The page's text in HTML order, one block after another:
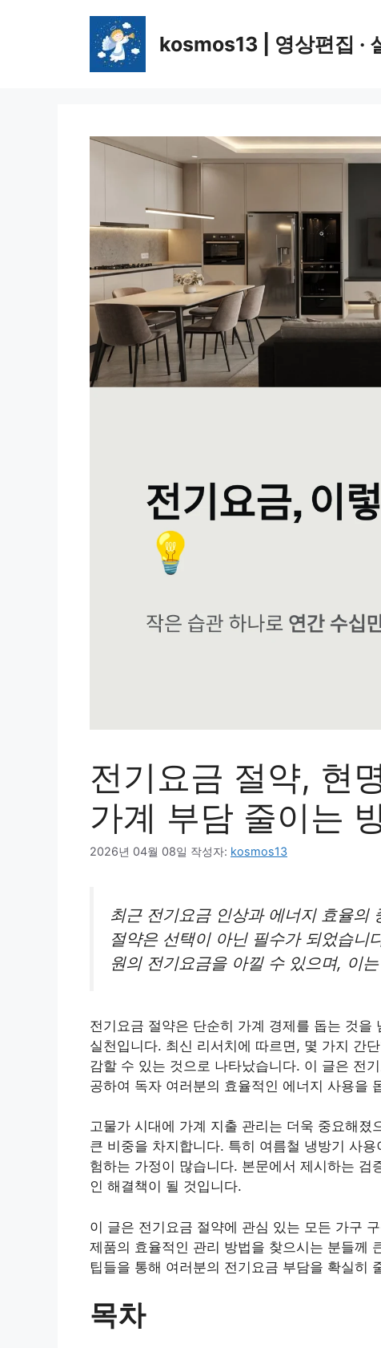
kosmos13 | 영상편집 ·
전기요금 절약, 현
가계 부담 줄이는
2026년 04월 08일 작성자: kosmos13
최근 전기요금 인상과 에너지 효율의
절약은 선택이 아닌 필수가 되었습니
원의 전기요금을 아낄 수 있으며, 이
전기요금 절약은 단순히 가계 경제를 돕는 것
실천입니다. 최신 리서치에 따르면, 몇 가지 간
감할 수 있는 것으로 나타났습니다. 이 글은 전
공하여 독자 여러분의 효율적인 에너지 사용을
고물가 시대에 가계 지출 관리는 더욱 중요해
큰 비중을 차지합니다. 특히 여름철 냉방기 사
험하는 가정이 많습니다. 본문에서 제시하는
인 해결책이 될 것입니다.
이 글은 전기요금 절약에 관심 있는 모든 가구
제품의 효율적인 관리 방법을 찾으시는 분들께
팁들을 통해 여러분의 전기요금 부담을 확실히
목차